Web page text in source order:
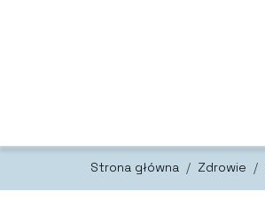
Strona główna / Zdrowie /